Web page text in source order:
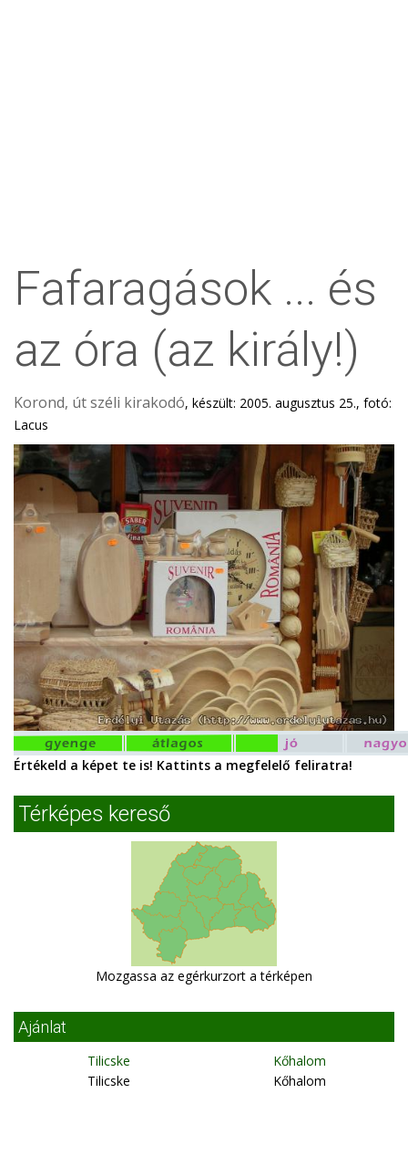
Fafaragások ... és
az óra (az király!)
Korond, út széli kirakodó, készült: 2005. augusztus 25., fotó:
Lacus
Értékeld a képet te is! Kattints a megfelelő feliratra!
Térképes kereső
Mozgassa az egérkurzort a térképen
Ajánlat
Tilicske
Tilicske
Kőhalom
Kőhalom